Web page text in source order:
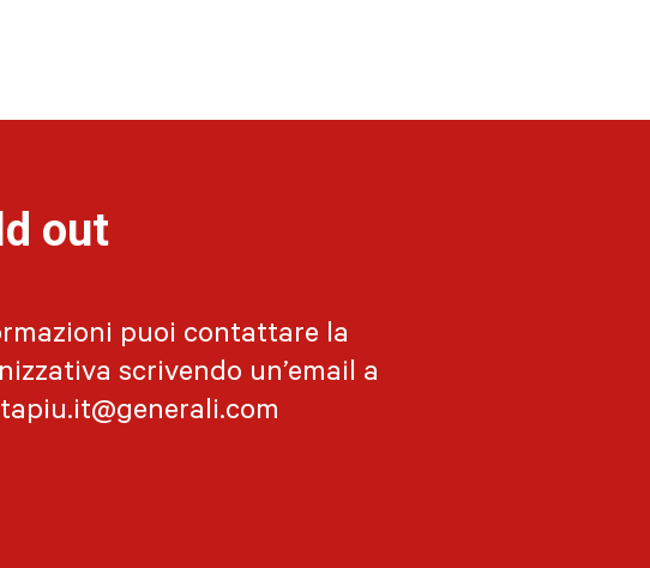
out
puoi contattare la
scrivendo un’email a